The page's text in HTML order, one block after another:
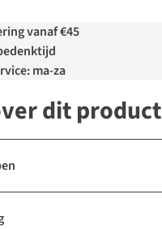
vanaf €45
ma-za
dit product